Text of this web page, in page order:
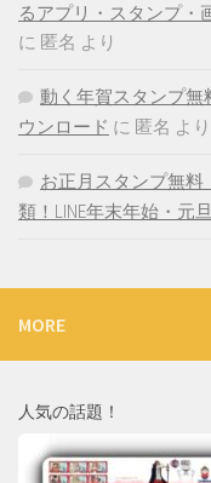
るアプリ・スタンプ・
に 匿名 より
動く年賀スタンプ無
ウンロード に 匿名 より
お正月スタンプ無料
類！LINE年末年始・元
MORE
人気の話題！